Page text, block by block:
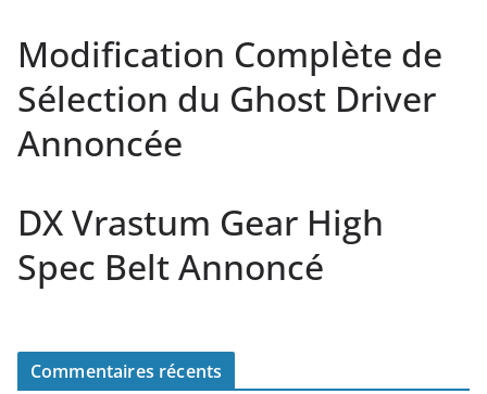
Modification Complète de
Sélection du Ghost Driver
Annoncée
DX Vrastum Gear High
Spec Belt Annoncé
Commentaires récents